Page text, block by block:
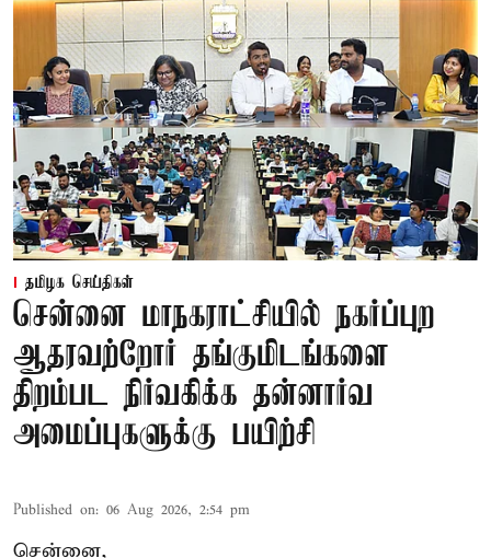
தமிழக செய்திகள்
சென்னை மாநகராட்சியில் நகர்ப்புற
ஆதரவற்றோர் தங்குமிடங்களை
திறம்பட நிர்வகிக்க தன்னார்வ
அமைப்புகளுக்கு பயிற்சி
Published on: 06 Aug 2026, 2:54 pm
சென்னை,